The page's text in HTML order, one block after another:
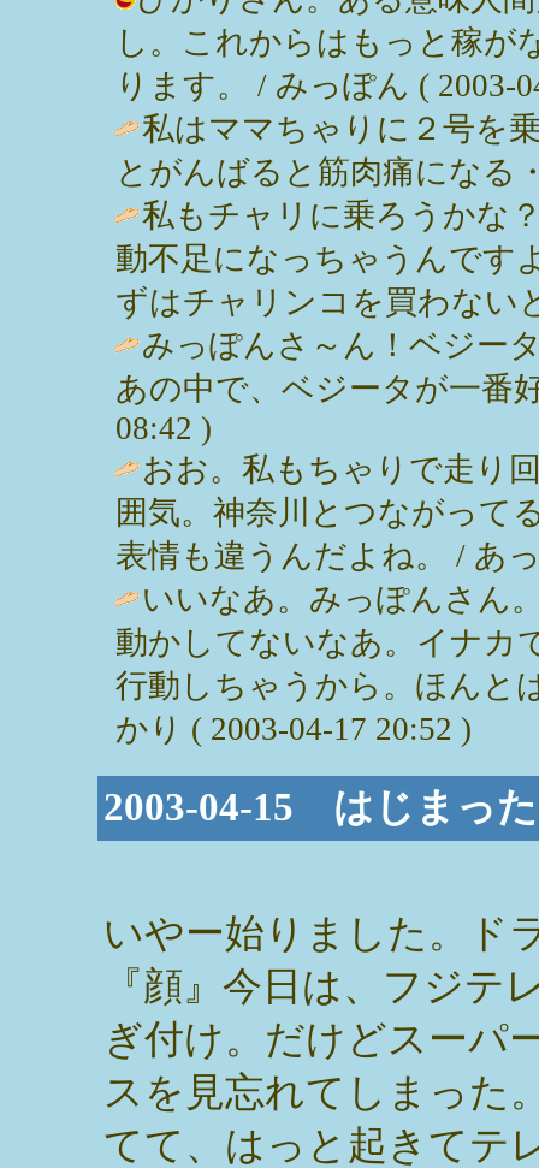
し。これからはもっと稼が
ります。 / みっぽん ( 2003-
私はママちゃりに２号を
とがんばると筋肉痛になる
私もチャリに乗ろうかな
動不足になっちゃうんです
ずはチャリンコを買わない
みっぽんさ～ん！ベジー
あの中で、ベジータが一番
08:42 )
おお。私もちゃりで走り
囲気。神奈川とつながって
表情も違うんだよね。 / あ
いいなあ。みっぽんさん
動かしてないなあ。イナカ
行動しちゃうから。ほんと
かり ( 2003-04-17 20:52 )
2003-04-15 はじまっ
いやー始りました。ド
『顔』今日は、フジテ
ぎ付け。だけどスーパ
スを見忘れてしまった
てて、はっと起きてテ